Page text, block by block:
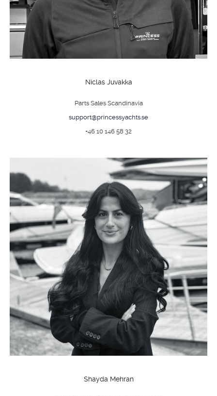
Niclas Juvakka
Parts Sales Scandinavia
support@princessyachts.se
+46 10 146 58 32
Shayda Mehran